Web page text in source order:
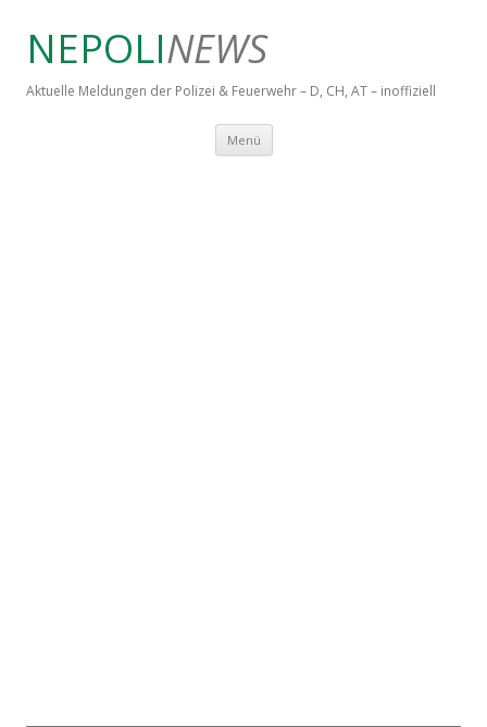
NEPOLINEWS
Aktuelle Meldungen der Polizei & Feuerwehr – D, CH, AT – inoffiziell
Menü Springe zum Inhalt